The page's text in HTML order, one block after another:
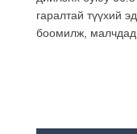
гаралтай түүхий
боомилж, малчдад